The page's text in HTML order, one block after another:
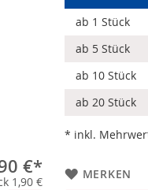
ab 1 Stück
ab 5 Stück
ab 10 Stück
ab 20 Stück
* inkl.
€*
1,90 €
MERKEN